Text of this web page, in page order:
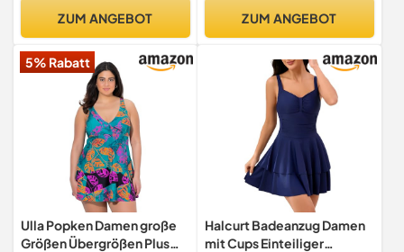
ZUM ANGEBOT ZUM ANGEBOT
5% Rabatt
Ulla Popken Damen große
Größen Übergrößen Plus
Halcurt Badeanzug Damen
mit Cups Einteiliger